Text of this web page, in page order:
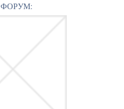
ФОРУМ: